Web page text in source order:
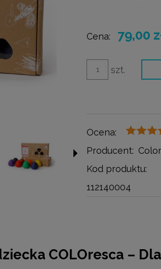
Cena: 79,00
szt.
Ocena:
Producent:
Kod produktu:
112140004
COLOresca –